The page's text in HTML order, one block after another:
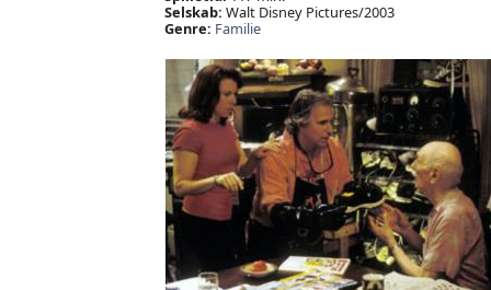
Selskab: Walt Disney Pictures/2003
Genre: Familie